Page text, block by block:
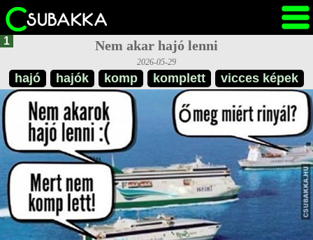
1 Nem akar hajó lenni
2026-05-29
hajó hajók komp komplett vicces képek